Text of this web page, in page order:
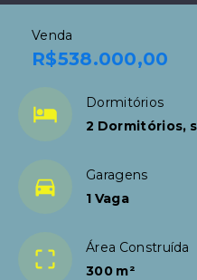
Venda
R$538.000,00
Dormitórios
2 Dormitórios,
Garagens
1 Vaga
Área Construída
300 m²